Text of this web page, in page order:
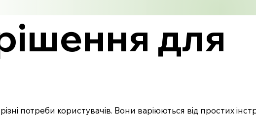
для
потреби користувачів. Вони варіюються від простих